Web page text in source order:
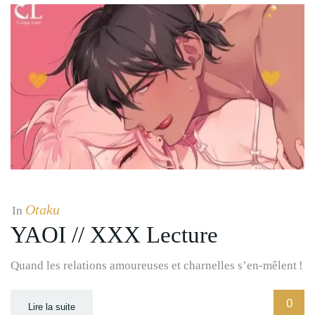
In Otaku
YAOI // XXX Lecture
Quand les relations amoureuses et charnelles s’en-mêlent !
Lire la suite 0